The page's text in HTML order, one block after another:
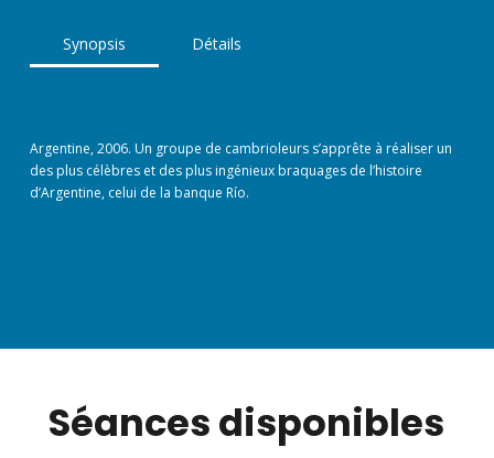
Synopsis Détails
Argentine, 2006. Un groupe de cambrioleurs s’apprête à réaliser un
des plus célèbres et des plus ingénieux braquages de l’histoire
d’Argentine, celui de la banque Río.
Séances disponibles